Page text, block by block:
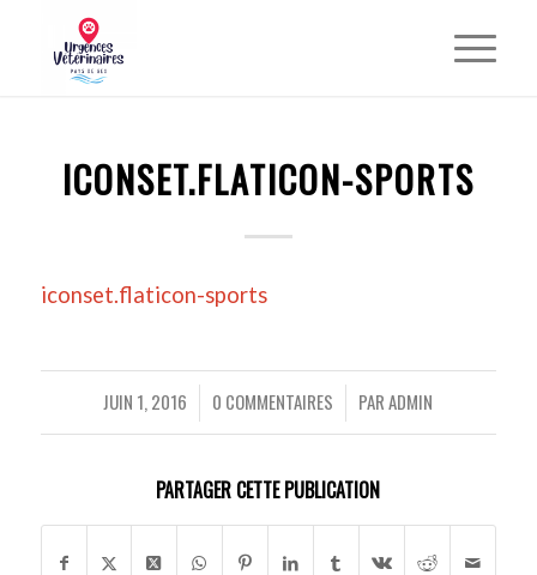
ICONSET.FLATICON-SPORTS
iconset.flaticon-sports
JUIN 1, 2016
/ 0 COMMENTAIRES
/ PARADMIN
PARTAGER CETTE PUBLICATION